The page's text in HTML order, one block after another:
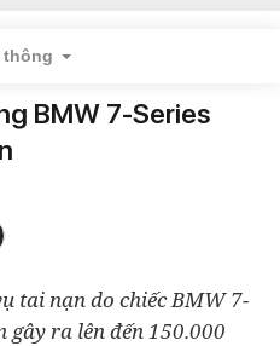
thông
BMW 7-Series
tai nạn do chiếc BMW 7-
gây ra lên đến 150.000